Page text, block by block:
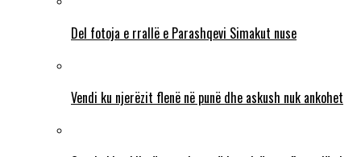
Del fotoja e rrallë e Parashqevi Simakut nuse
Vendi ku njerëzit flenë në punë dhe askush nuk ankohet